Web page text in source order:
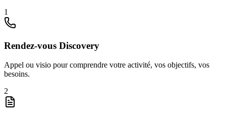
1
Rendez-vous Discovery
Appel ou visio pour comprendre votre activité, vos objectifs, vos
besoins.
2